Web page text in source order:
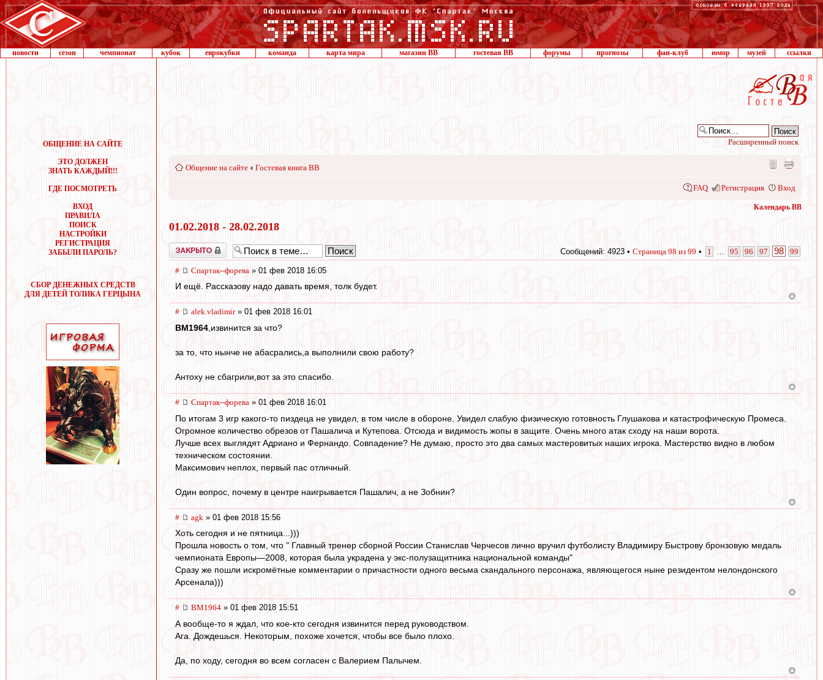
новости сезон чемпионат кубок еврокубки команда карта мира магазин ВВ гостевая ВВ форумы прогнозы фан-клуб юмор музей ссылки
ОБЩЕНИЕ НА САЙТЕ
ЭТО ДОЛЖЕН
ЗНАТЬ КАЖДЫЙ!!!
ГДЕ ПОСМОТРЕТЬ
ВХОД
ПРАВИЛА
ПОИСК
НАСТРОЙКИ
РЕГИСТРАЦИЯ
ЗАБЫЛИ ПАРОЛЬ?
СБОР ДЕНЕЖНЫХ СРЕДСТВ
ДЛЯ ДЕТЕЙ ТОЛИКА ГЕРЦЫНА
Расширенный поиск
Общение на сайте ‹ Гостевая книга ВВ
FAQ Регистрация Вход
Календарь ВВ
01.02.2018 - 28.02.2018
Закрыто Сообщений: 4923 • Страница 98 из 99 • 1 95 96 97 98 99
# Cпартак--форева » 01 фев 2018 16:05
И ещё. Рассказову надо давать время, толк будет.
# alek.vladimir» 01 фев 2018 16:01
BM1964 ,извинится за что?
за то, что нынче не абасрались,а выполнили свою работу?
Антоху не сбагрили,вот за это спасибо.
# Cпартак--форева » 01 фев 2018 16:01
По итогам 3 игр какого-то пиздеца не увидел, в том числе в обороне. Увидел слабую физическую готовность Глушакова и катастрофическую Промеса.
Огромное количество обрезов от Пашалича и Кутепова. Отсюда и видимость жопы в защите. Очень много атак сходу на наши ворота.
Лучше всех выглядят Адриано и Фернандо. Совпадение? Не думаю, просто это два самых мастеровитых наших игрока. Мастерство видно в любом
техническом состоянии.
Максимович неплох, первый пас отличный.
Один вопрос, почему в центре наигрывается Пашалич, а не Зобнин?
# agk » 01 фев 2018 15:56
Хоть сегодня и не пятница...)))
Прошла новость о том, что " Главный тренер сборной России Станислав Черчесов лично вручил футболисту Владимиру Быстрову бронзовую медаль
чемпионата Европы—2008, которая была украдена у экс-полузащитника национальной команды"
Сразу же пошли искромётные комментарии о причастности одного весьма скандального персонажа, являющегося ныне резидентом нелондонского
Арсенала)))
# BM1964 » 01 фев 2018 15:51
А вообще-то я ждал, что кое-кто сегодня извинится перед руководством.
Ага. Дождешься. Некоторым, похоже хочется, чтобы все было плохо.
Да, по ходу, сегодня во всем согласен с Валерием Палычем.